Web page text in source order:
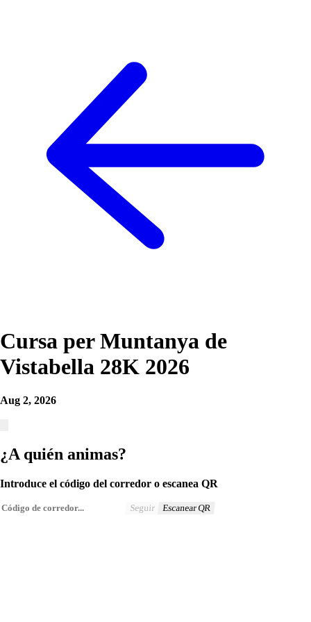
Cursa per Muntanya de
Vistabella 28K 2026
Aug 2, 2026
¿A quién animas?
Introduce el código del corredor o escanea QR
Seguir Escanear QR